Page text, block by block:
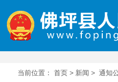
当前位置： 首页 > 新闻 > 通知